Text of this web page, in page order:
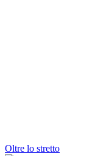
Oltre lo stretto